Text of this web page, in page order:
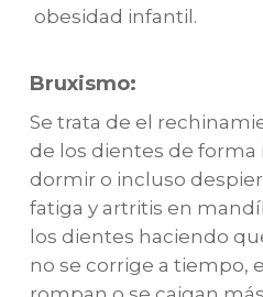
obesidad infantil.
Bruxismo:
Se trata de el
de los dientes de forma
dormir o incluso
fatiga y artritis en
los dientes haciendo
no se corrige a tiempo,